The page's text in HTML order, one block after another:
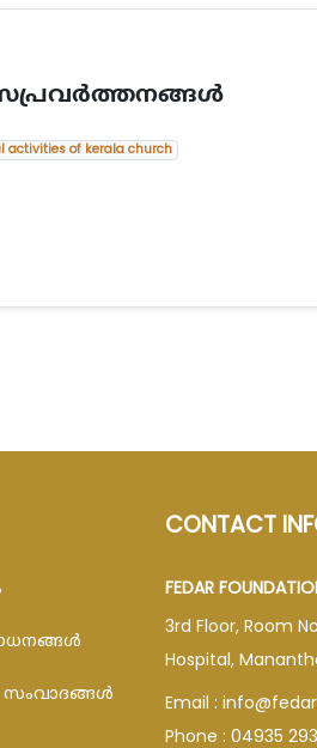
activities of kerala church
CONTACT
FEDAR
3rd Floor, Room
Hospital,
Email :
Phone : 04935